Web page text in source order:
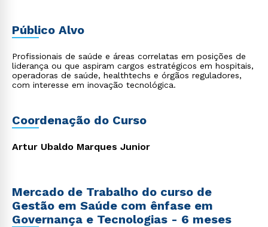
Público Alvo
Profissionais de saúde e áreas correlatas em posições de
liderança ou que aspiram cargos estratégicos em hospitais,
operadoras de saúde, healthtechs e órgãos reguladores,
com interesse em inovação tecnológica.
Coordenação do Curso
Artur Ubaldo Marques Junior
Mercado de Trabalho do curso de
Gestão em Saúde com ênfase em
Governança e Tecnologias - 6 meses